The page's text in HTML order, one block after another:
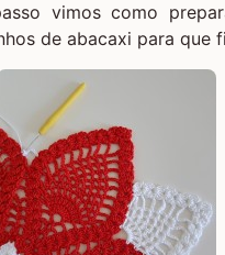
vimos como
de abacaxi para que